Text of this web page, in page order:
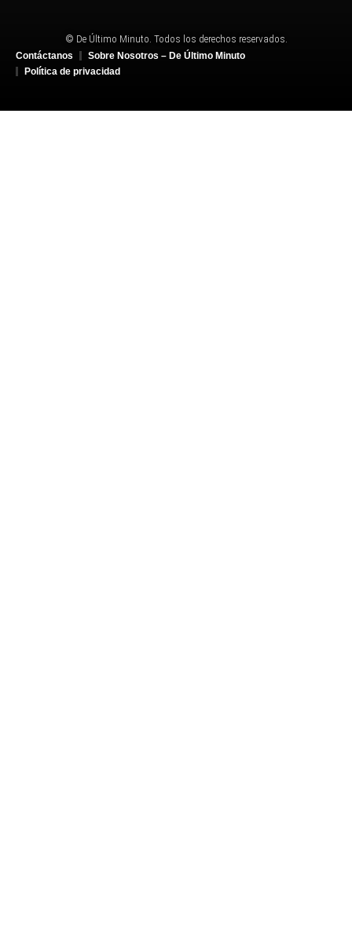
© De Último Minuto. Todos los derechos reservados.
Contáctanos
Sobre Nosotros – De Último Minuto
Política de privacidad